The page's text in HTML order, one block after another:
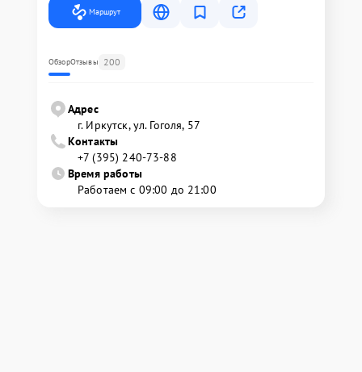
Маршрут
ОбзорОтзывы 200
Адрес
г. Иркутск, ул. ​Гоголя, 57
Контакты
+7 (395) 240-73-88
Время работы
Работаем с 09:00 до 21:00